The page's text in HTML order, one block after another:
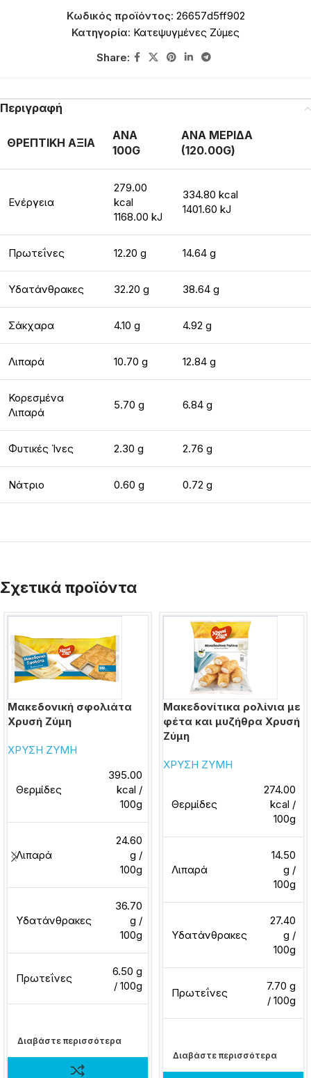
Κωδικός προϊόντος: 26657d5ff902
Κατηγορία: Κατεψυγμένες Ζύμες
Share:
Περιγραφή
ΘΡΕΠΤΙΚΗ ΑΞΙΑ
ΑΝΑ
100G
ΑΝΑ ΜΕΡΙΔΑ
(120.00G)
Ενέργεια
279.00
kcal
1168.00 kJ
334.80 kcal
1401.60 kJ
Πρωτεΐνες 12.20 g 14.64 g
Υδατάνθρακες 32.20 g 38.64 g
Σάκχαρα 4.10 g 4.92 g
Λιπαρά 10.70 g 12.84 g
Κορεσμένα
Λιπαρά
5.70 g 6.84 g
Φυτικές Ίνες 2.30 g 2.76 g
Νάτριο 0.60 g 0.72 g
Σχετικά προϊόντα
Μακεδονική σφολιάτα
Χρυσή Ζύμη
ΧΡΥΣΗ ΖΥΜΗ
Θερμίδες
395.00
kcal /
100g
Λιπαρά
24.60
g /
100g
Υδατάνθρακες
36.70
g /
100g
Πρωτεΐνες
6.50 g
/ 100g
Διαβάστε περισσότερα
Μακεδονίτικα ρολίνια με
φέτα και μυζήθρα Χρυσή
Ζύμη
ΧΡΥΣΗ ΖΥΜΗ
Θερμίδες
274.00
kcal /
100g
Λιπαρά
14.50
g /
100g
Υδατάνθρακες
27.40
g /
100g
Πρωτεΐνες
7.70 g
/ 100g
Διαβάστε περισσότερα